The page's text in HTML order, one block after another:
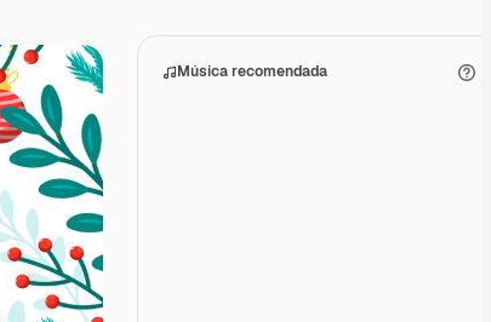
Música recomendada